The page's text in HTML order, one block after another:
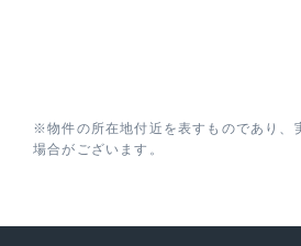
※物件の所在地付近を表すものであり、
場合がございます。